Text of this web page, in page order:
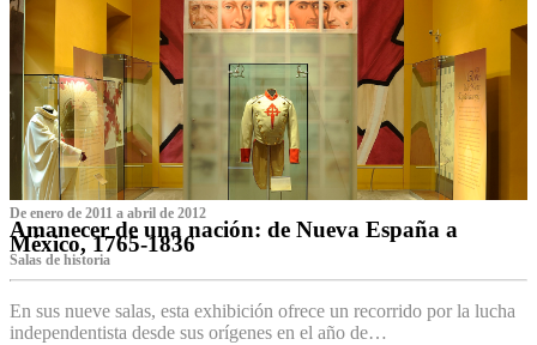
De enero de 2011 a abril de 2012
Amanecer de una nación: de Nueva España a
México, 1765-1836
Salas de historia
En sus nueve salas, esta exhibición ofrece un recorrido por la lucha
independentista desde sus orígenes en el año de…